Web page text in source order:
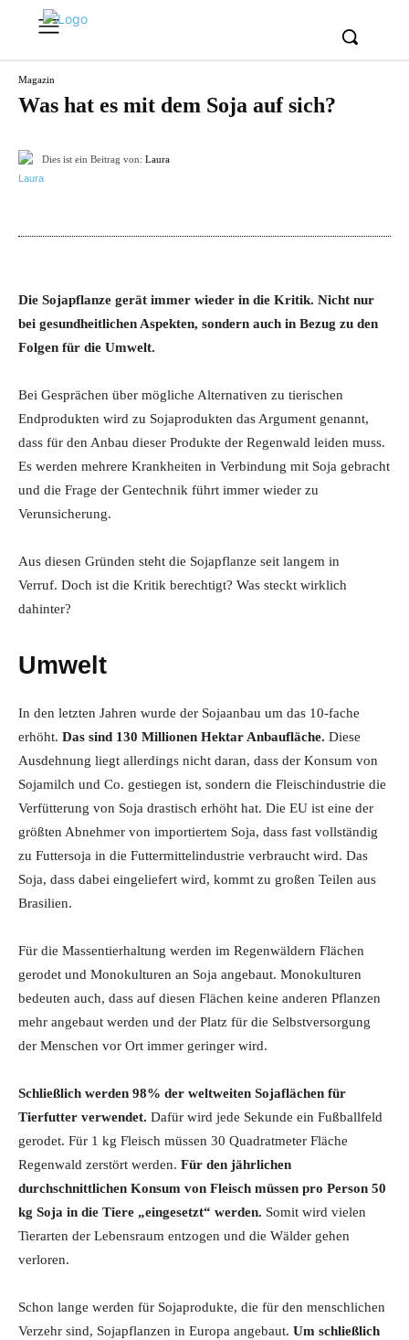
Magazin
Was hat es mit dem Soja auf sich?
Dies ist ein Beitrag von: Laura
Die Sojapflanze gerät immer wieder in die Kritik. Nicht nur
bei gesundheitlichen Aspekten, sondern auch in Bezug zu den
Folgen für die Umwelt.
Bei Gesprächen über mögliche Alternativen zu tierischen
Endprodukten wird zu Sojaprodukten das Argument genannt,
dass für den Anbau dieser Produkte der Regenwald leiden muss.
Es werden mehrere Krankheiten in Verbindung mit Soja gebracht
und die Frage der Gentechnik führt immer wieder zu
Verunsicherung.
Aus diesen Gründen steht die Sojapflanze seit langem in
Verruf. Doch ist die Kritik berechtigt? Was steckt wirklich
dahinter?
Umwelt
In den letzten Jahren wurde der Sojaanbau um das 10-fache
erhöht. Das sind 130 Millionen Hektar Anbaufläche. Diese
Ausdehnung liegt allerdings nicht daran, dass der Konsum von
Sojamilch und Co. gestiegen ist, sondern die Fleischindustrie die
Verfütterung von Soja drastisch erhöht hat. Die EU ist eine der
größten Abnehmer von importiertem Soja, dass fast vollständig
zu Futtersoja in die Futtermittelindustrie verbraucht wird. Das
Soja, dass dabei eingeliefert wird, kommt zu großen Teilen aus
Brasilien.
Für die Massentierhaltung werden im Regenwäldern Flächen
gerodet und Monokulturen an Soja angebaut. Monokulturen
bedeuten auch, dass auf diesen Flächen keine anderen Pflanzen
mehr angebaut werden und der Platz für die Selbstversorgung
der Menschen vor Ort immer geringer wird.
Schließlich werden 98% der weltweiten Sojaflächen für
Tierfutter verwendet. Dafür wird jede Sekunde ein Fußballfeld
gerodet. Für 1 kg Fleisch müssen 30 Quadratmeter Fläche
Regenwald zerstört werden. Für den jährlichen
durchschnittlichen Konsum von Fleisch müssen pro Person 50
kg Soja in die Tiere „eingesetzt“ werden. Somit wird vielen
Tierarten der Lebensraum entzogen und die Wälder gehen
verloren.
Schon lange werden für Sojaprodukte, die für den menschlichen
Verzehr sind, Sojapflanzen in Europa angebaut. Um schließlich